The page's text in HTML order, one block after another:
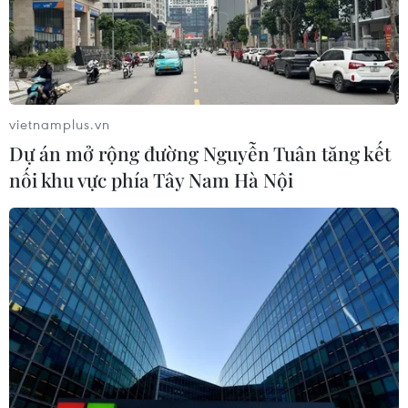
Xem thêm
CƠ QUAN CHỦ QUẢN: THÔNG TẤN XÃ VIỆT NAM
Tổng Biên tập: TRẦN TIẾN DUẨN
Phó Tổng Biên tập: NGUYỄN THỊ TÁM, KHÚC THANH
THỦY
Sở hữu trí tuệ
Quy định sử dụng
RSS
Hỗ trợ
vietnamplus.vn
Dự án mở rộng đường Nguyễn Tuân tăng kết
nối khu vực phía Tây Nam Hà Nội